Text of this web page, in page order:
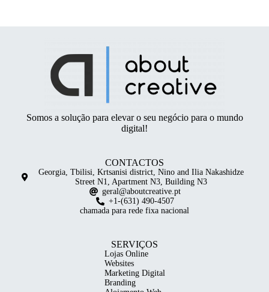
Somos a solução para elevar o seu negócio para o mundo
digital!
CONTACTOS
Georgia, Tbilisi, Krtsanisi district, Nino and Ilia Nakashidze
Street N1, Apartment N3, Building N3
geral@aboutcreative.pt
+1-(631) 490-4507
chamada para rede fixa nacional
SERVIÇOS
Lojas Online
Websites
Marketing Digital
Branding